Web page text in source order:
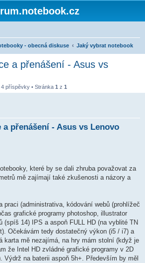
- obecná diskuse Jaký vybrat notebook
a přenášení - Asus vs
4 příspěvky • Stránka 1 z 1
a přenášení - Asus vs Lenovo
které by se dali zhruba považovat za
mě zajímají také zkušenosti a názory a
praci (administrativa, kódování webů (prohlížeč
grafické programy photoshop, illustrator
(spíš 14) IPS a aspoň FULL HD (na vyblité TN
Očekávám tedy dostatečný výkon (i5 / i7) a
karta mě nezajímá, na hry mám stolní (když je
že Intel HD zvládné grafické programy v 2D
Výdrž na baterii aspoň 5h+. Především by měl